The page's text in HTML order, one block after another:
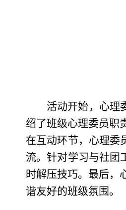
活动开始，心理
绍了班级心理委员职
在互动环节，心理委
流。针对学习与社团
时解压技巧。最后，
谐友好的班级氛围。